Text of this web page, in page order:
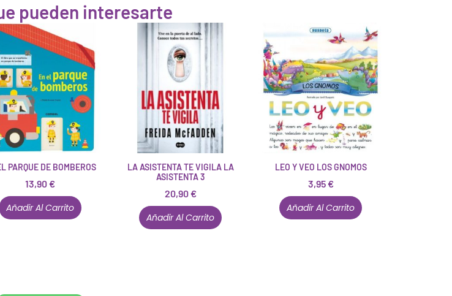
pueden interesarte
PARQUE DE BOMBEROS
13,90 €
Añadir Al Carrito
LA ASISTENTA TE VIGILA LA
ASISTENTA 3
20,90 €
Añadir Al Carrito
LEO Y VEO LOS GNOMOS
3,95 €
Añadir Al Carrito